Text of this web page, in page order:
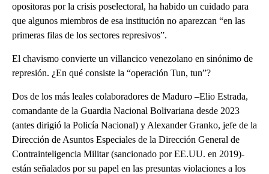
opositoras por la crisis poselectoral, ha habido un cuidado para
que algunos miembros de esa institución no aparezcan “en las
primeras filas de los sectores represivos”.
El chavismo convierte un villancico venezolano en sinónimo de
represión. ¿En qué consiste la “operación Tun, tun”?
Dos de los más leales colaboradores de Maduro –Elio Estrada,
comandante de la Guardia Nacional Bolivariana desde 2023
(antes dirigió la Policía Nacional) y Alexander Granko, jefe de la
Dirección de Asuntos Especiales de la Dirección General de
Contrainteligencia Militar (sancionado por EE.UU. en 2019)-
están señalados por su papel en las presuntas violaciones a los